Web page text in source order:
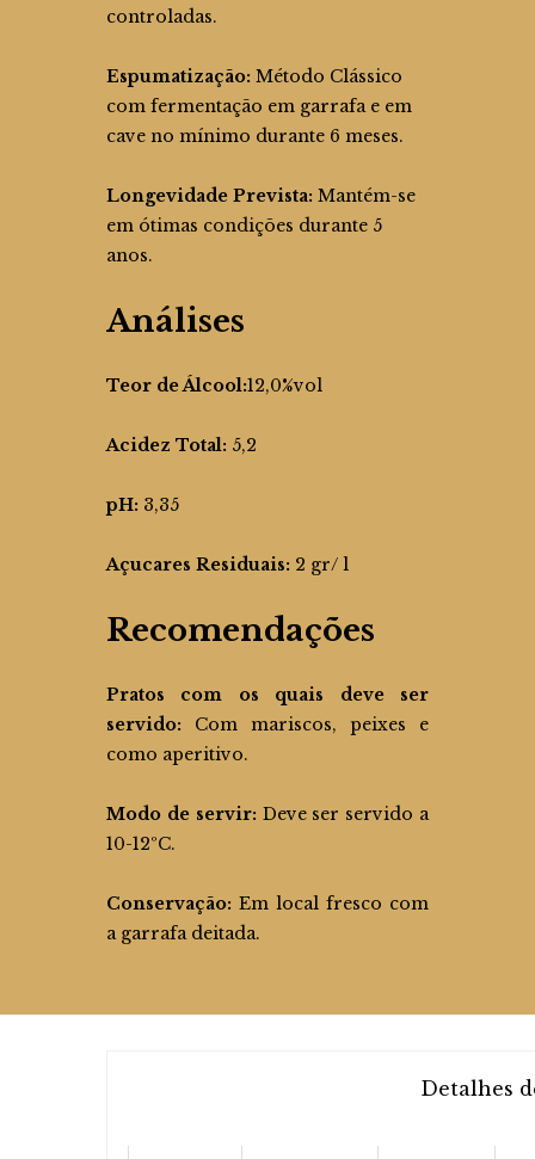
controladas.
Espumatização: Método Clássico
com fermentação em garrafa e em
cave no mínimo durante 6 meses.
Longevidade Prevista: Mantém-se
em ótimas condições durante 5
anos.
Análises
Teor de Álcool:12,0%vol
Acidez Total: 5,2
pH: 3,35
Açucares Residuais: 2 gr/ l
Recomendações
Pratos com os quais deve ser
servido: Com mariscos, peixes e
como aperitivo.
Modo de servir: Deve ser servido a
10-12ºC.
Conservação: Em local fresco com
a garrafa deitada.
Detalhes